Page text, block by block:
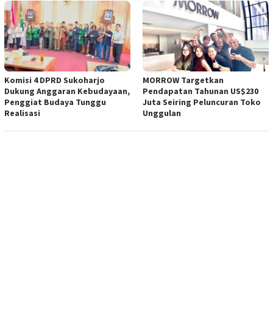
Komisi 4 DPRD Sukoharjo
Dukung Anggaran Kebudayaan,
Penggiat Budaya Tunggu
Realisasi
MORROW Targetkan
Pendapatan Tahunan US$230
Juta Seiring Peluncuran Toko
Unggulan